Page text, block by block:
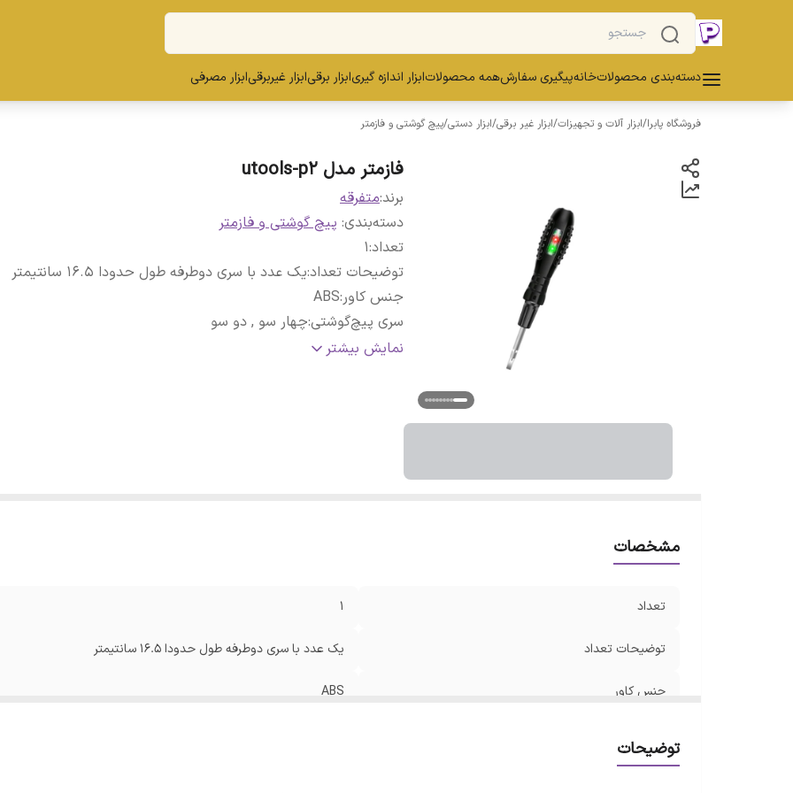
دسته‌بندی محصولاتخانهپیگیری سفارشهمه محصولاتابزار اندازه گیریابزار برقیابزار غیربرقیابزار مصرفی
فروشگاه پابرا/ابزار آلات و تجهیزات/ابزار غیر برقی/ابزار دستی/پیچ گوشتی و فازمتر
فازمتر مدل utools-p2
برند:متفرقه
دسته‌بندی: پیچ گوشتی و فازمتر
تعداد:
1
توضیحات تعداد:یک عدد با سری دوطرفه طول حدودا 16.5 سانتیمتر
جنس کاور:
ABS
سری پیچ‌گوشتی:چهار سو , دو سو
ویژگی‌های
دسته پلاستیکی , روکش کروم , سری فولاد , فازمتر ,
نمایش بیشتر
مشخصات
تعداد 1
توضیحات تعداد یک عدد با سری دوطرفه طول حدودا 16.5 سانتیمتر
جنس کاور ABS
توضیحات